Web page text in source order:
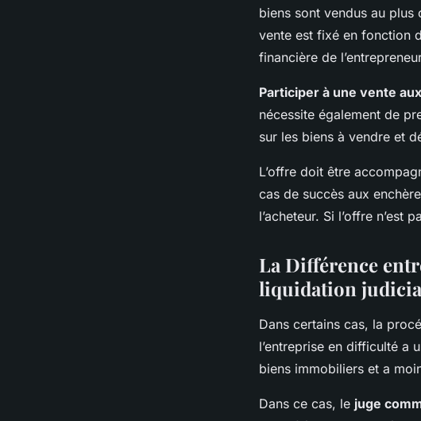
biens sont vendus au
vente est fixé en fonction
financière de
Participer à une vente
nécessite également de
sur les biens à vendre et
L’offre doit être
cas de succès aux
l’acheteur. Si l’offre n’est
La Différence
liquidation
Dans certains cas, la
l’entreprise en difficulté a
biens immobiliers et a
Dans ce cas, le juge